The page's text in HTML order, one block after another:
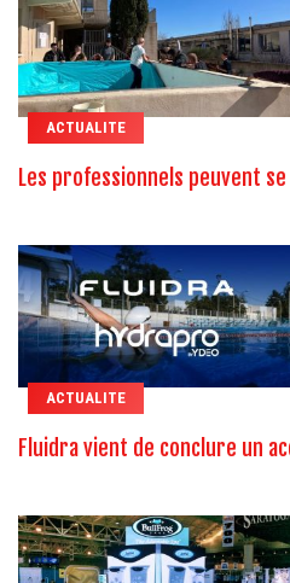
ACTUALITE
Les professionnels peuvent
ACTUALITE
Fluidra vient de conclure un